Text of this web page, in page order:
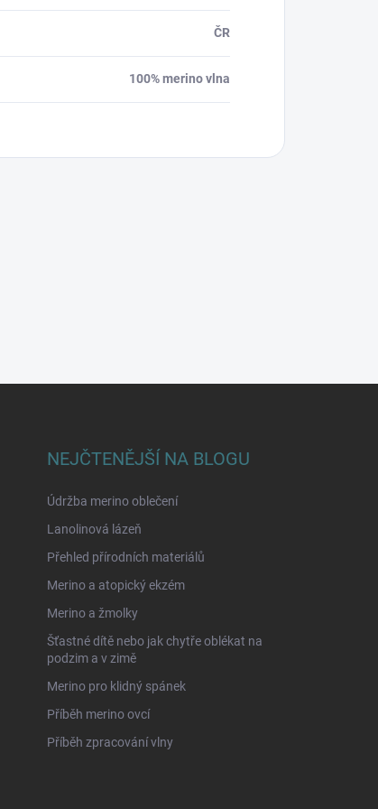
ČR
100% merino vlna
NEJČTENĚJŠÍ NA BLOGU
Údržba merino oblečení
Lanolinová lázeň
Přehled přírodních materiálů
Merino a atopický ekzém
Merino a žmolky
Šťastné dítě nebo jak chytře oblékat na
podzim a v zimě
Merino pro klidný spánek
Příběh merino ovcí
Příběh zpracování vlny